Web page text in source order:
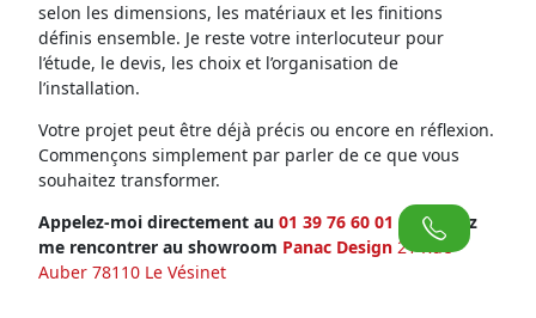
selon les dimensions, les matériaux et les finitions
définis ensemble. Je reste votre interlocuteur pour
l’étude, le devis, les choix et l’organisation de
l’installation.
Votre projet peut être déjà précis ou encore en réflexion.
Commençons simplement par parler de ce que vous
souhaitez transformer.
Appelez-moi directement au 01 39 76 60 01 ou venez
me rencontrer au showroom Panac Design 21 Rue
Auber 78110 Le Vésinet